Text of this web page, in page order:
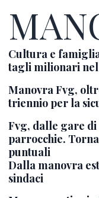
Cultura e
tagli milionari
Manovra Fvg,
triennio per la
Fvg, dalle gare
parrocchie.
puntuali
Dalla manovra
sindaci